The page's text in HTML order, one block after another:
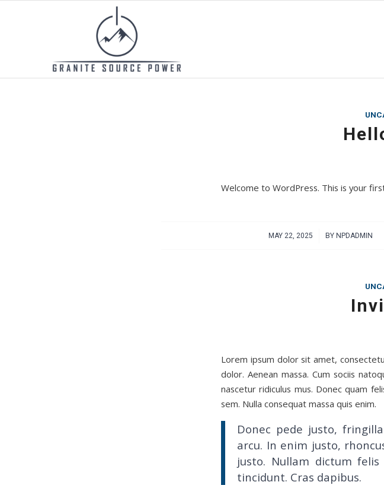
Welcome to WordPress. This is your
MAY 22, 2025
/ BY NPDADMIN
Lorem ipsum dolor sit amet,
dolor. Aenean massa. Cum sociis
nascetur ridiculus mus. Donec quam
sem. Nulla consequat massa quis enim.
Donec pede justo,
arcu. In enim justo,
justo. Nullam dictum
tincidunt. Cras dapibus.